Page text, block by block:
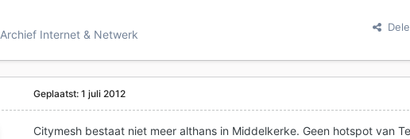
Archief Internet & Netwerk
Geplaatst:1 juli 2012
Citymesh bestaat niet meer althans in Middelkerke. Geen hotspot van